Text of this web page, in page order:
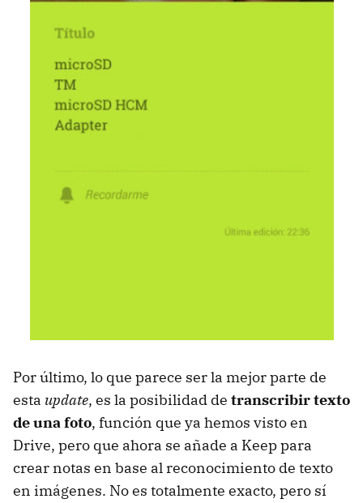
Por último, lo que parece ser la mejor parte de
esta update, es la posibilidad de transcribir texto
de una foto, función que ya hemos visto en
Drive, pero que ahora se añade a Keep para
crear notas en base al reconocimiento de texto
en imágenes. No es totalmente exacto, pero sí